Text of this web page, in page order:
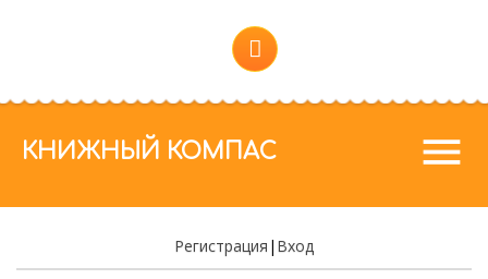
КНИЖНЫЙ КОМПАС menu
Регистрация | Вход